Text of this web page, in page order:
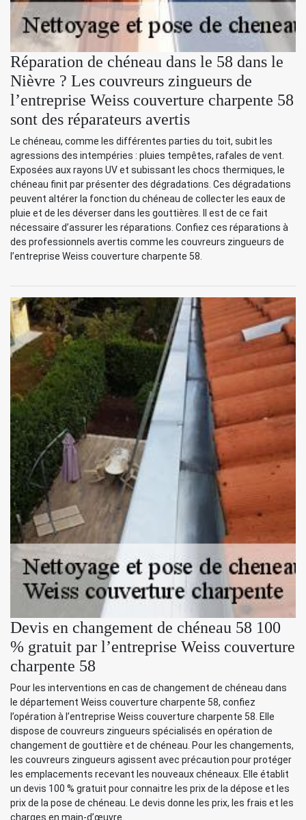
Réparation de chéneau dans le 58 dans le
Nièvre ? Les couvreurs zingueurs de
l’entreprise Weiss couverture charpente 58
sont des réparateurs avertis
Le chéneau, comme les différentes parties du toit, subit les
agressions des intempéries : pluies tempêtes, rafales de vent.
Exposées aux rayons UV et subissant les chocs thermiques, le
chéneau finit par présenter des dégradations. Ces dégradations
peuvent altérer la fonction du chéneau de collecter les eaux de
pluie et de les déverser dans les gouttières. Il est de ce fait
nécessaire d’assurer les réparations. Confiez ces réparations à
des professionnels avertis comme les couvreurs zingueurs de
l’entreprise Weiss couverture charpente 58.
Devis en changement de chéneau 58 100
% gratuit par l’entreprise Weiss couverture
charpente 58
Pour les interventions en cas de changement de chéneau dans
le département Weiss couverture charpente 58, confiez
l’opération à l’entreprise Weiss couverture charpente 58. Elle
dispose de couvreurs zingueurs spécialisés en opération de
changement de gouttière et de chéneau. Pour les changements,
les couvreurs zingueurs agissent avec précaution pour protéger
les emplacements recevant les nouveaux chéneaux. Elle établit
un devis 100 % gratuit pour connaitre les prix de la dépose et les
prix de la pose de chéneau. Le devis donne les prix, les frais et les
charges en main-d’œuvre.